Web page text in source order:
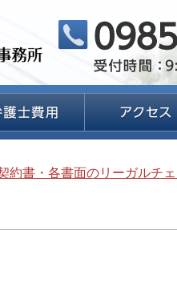
約書・各書面のリーガルチェ